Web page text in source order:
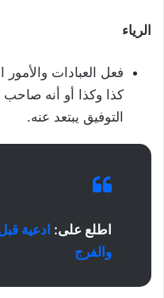
الرياء
فعل العبادات
كذا وكذا أو أنه
التوفيق يبتعد عنه.
اطلع على: ادعية
والفرج